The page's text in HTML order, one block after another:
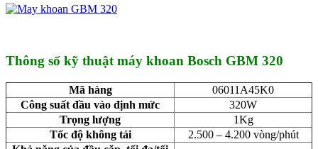
Thông số kỹ thuật máy khoan Bosch GBM 320
Mã hàng
06011A45K0
Công suất đầu vào định mức
320W
Trọng lượng
1Kg
Tốc độ không tải
2.500 – 4.200 vòng/phút